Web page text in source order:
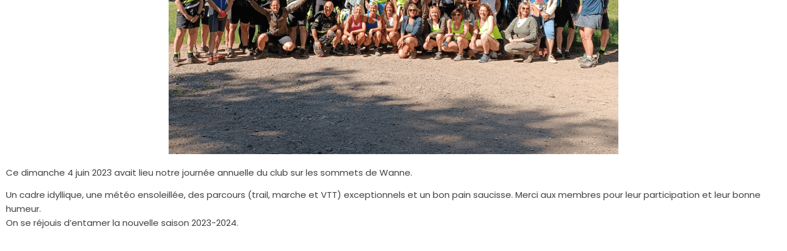
Ce dimanche 4 juin 2023 avait lieu notre journée annuelle du club sur les sommets de Wanne.
Un cadre idyllique, une météo ensoleillée, des parcours (trail, marche et VTT) exceptionnels et un bon pain saucisse. Merci aux membres pour leur participation et leur bonne
humeur.
On se réjouis d’entamer la nouvelle saison 2023-2024.